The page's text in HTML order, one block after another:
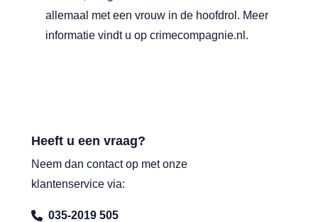
allemaal met een vrouw in de hoofdrol. Meer
informatie vindt u op crimecompagnie.nl.
Heeft u een vraag?
Neem dan contact op met onze
klantenservice via:
035-2019 505